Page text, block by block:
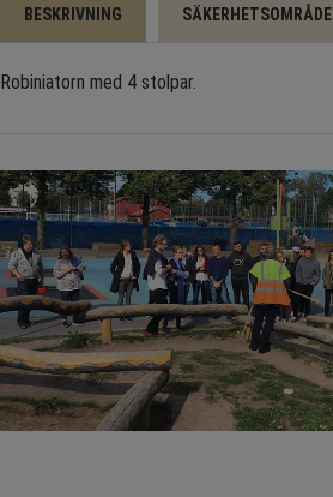
BESKRIVNING SÄKERHETSOMRÅDE
Robiniatorn med 4 stolpar.